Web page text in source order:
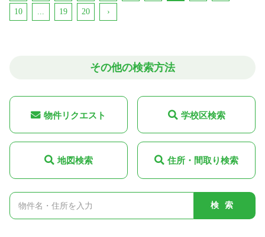
10 19 20 ›
その他の検索方法
物件リクエスト 学校区検索
地図検索 住所・間取り検索
検索